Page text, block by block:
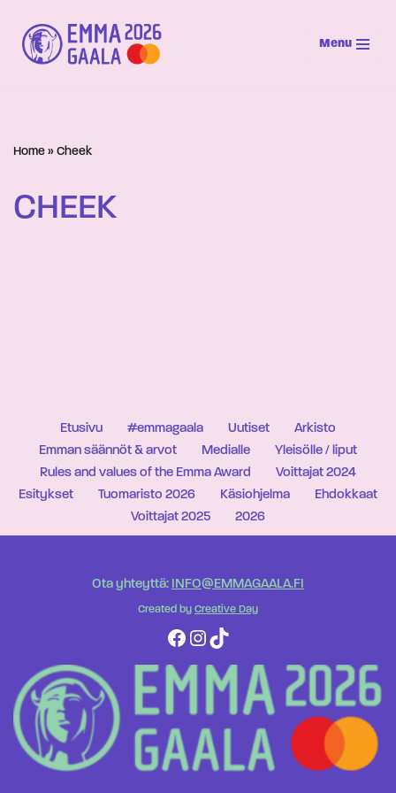
Siirry
suoraan
Menu
Home » Cheek
CHEEK
Etusivu #emmagaala Uutiset
Arkisto
Emman säännöt & arvot
Medialle
Yleisölle / liput
Rules and values of the Emma Award
Voittajat 2024
Esitykset
Tuomaristo 2026 Käsiohjelma
Ehdokkaat
Voittajat 2025
2026
Ota yhteyttä: INFO@EMMAGAALA.FI
Created by Creative Day